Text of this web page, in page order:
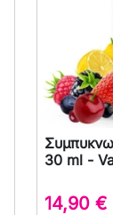

30 ml -
14,90 €